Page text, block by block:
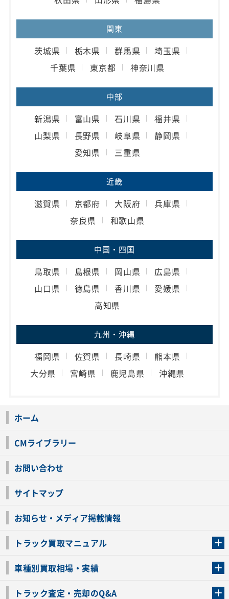
関東
茨城県 栃木県 群馬県
埼玉県
千葉県
東京都 神奈川県
中部
新潟県 富山県 石川県
福井県
山梨県
長野県 岐阜県
静岡県
愛知県
三重県
近畿
滋賀県 京都府 大阪府
兵庫県
奈良県
和歌山県
中国・四国
鳥取県 島根県 岡山県
広島県
山口県
徳島県 香川県
愛媛県
高知県
九州・沖縄
福岡県 佐賀県 長崎県
熊本県
大分県
宮崎県 鹿児島県 沖縄県
ホーム
CMライブラリー
お問い合わせ
サイトマップ
お知らせ・メディア掲載情報
トラック買取マニュアル
車種別買取相場・実績
トラック査定・売却のQ&A